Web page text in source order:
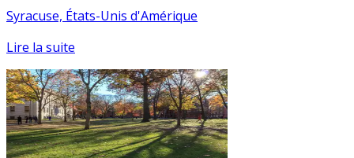
Syracuse, États-Unis d'Amérique
Lire la suite